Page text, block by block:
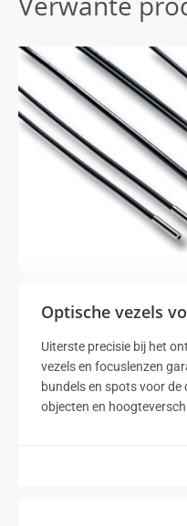
Optische vezels
Uiterste precisie bij het
vezels en focuslenzen
bundels en spots voor
objecten en